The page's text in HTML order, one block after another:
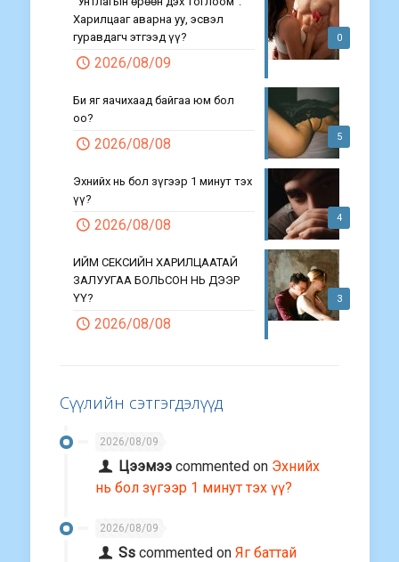
0
Харилцааг аварна уу, эсвэл
гуравдагч этгээд үү?
2026/08/09
5
Би яг яачихаад байгаа юм бол
оо?
2026/08/08
4
Эхнийх нь бол зүгээр 1 минут тэх
үү?
2026/08/08
3
ИЙМ СЕКСИЙН ХАРИЛЦААТАЙ
ЗАЛУУГАА БОЛЬСОН НЬ ДЭЭР
ҮҮ?
2026/08/08
Сүүлийн сэтгэгдэлүүд
2026/08/09
Цээмээ commented on Эхнийх
нь бол зүгээр 1 минут тэх үү?
2026/08/09
Ss commented onЯг баттай